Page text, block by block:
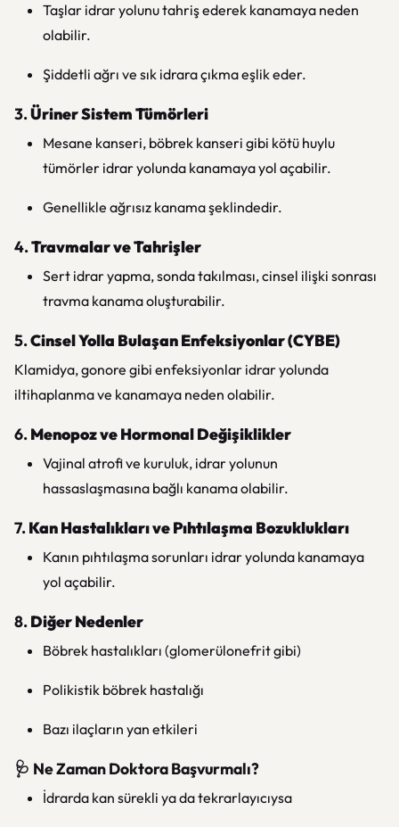
Taşlar idrar yolunu tahriş ederek kanamaya neden
olabilir.
Şiddetli ağrı ve sık idrara çıkma eşlik eder.
3.Üriner Sistem Tümörleri
Mesane kanseri, böbrek kanseri gibi kötü huylu
tümörler idrar yolunda kanamaya yol açabilir.
Genellikle ağrısız kanama şeklindedir.
4.Travmalar ve Tahrişler
Sert idrar yapma, sonda takılması, cinsel ilişki sonrası
travma kanama oluşturabilir.
5.Cinsel Yolla Bulaşan Enfeksiyonlar (CYBE)
Klamidya, gonore gibi enfeksiyonlar idrar yolunda
iltihaplanma ve kanamaya neden olabilir.
6.Menopoz ve Hormonal Değişiklikler
Vajinal atrofi ve kuruluk, idrar yolunun
hassaslaşmasına bağlı kanama olabilir.
7.Kan Hastalıkları ve Pıhtılaşma Bozuklukları
Kanın pıhtılaşma sorunları idrar yolunda kanamaya
yol açabilir.
8.Diğer Nedenler
Böbrek hastalıkları (glomerülonefrit gibi)
Polikistik böbrek hastalığı
Bazı ilaçların yan etkileri
🩺 Ne Zaman Doktora Başvurmalı?
İdrarda kan sürekli ya da tekrarlayıcıysa